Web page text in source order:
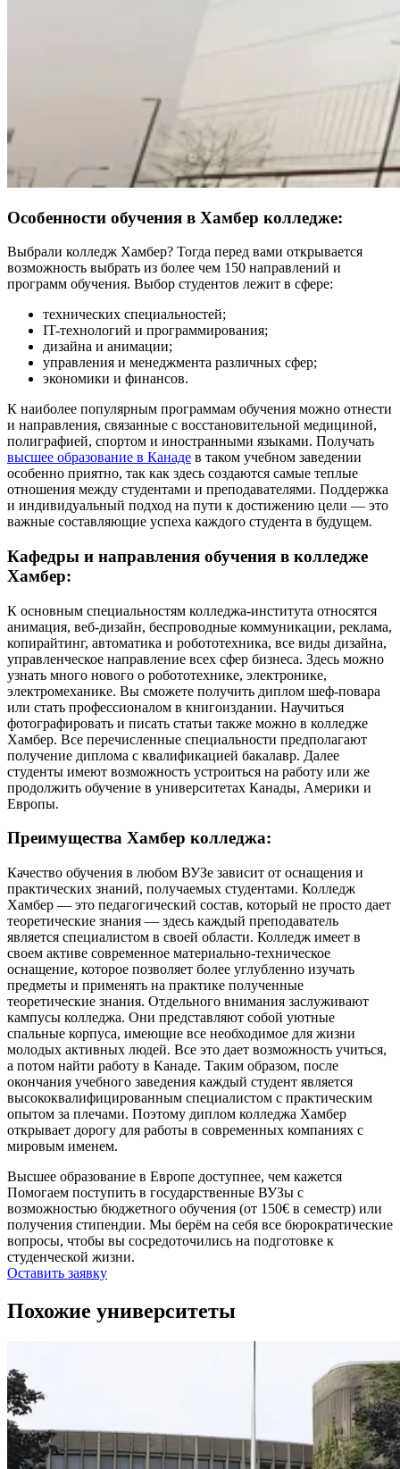
Особенности обучения в Хамбер колледже:
Выбрали колледж Хамбер? Тогда перед вами открывается
возможность выбрать из более чем 150 направлений и
программ обучения. Выбор студентов лежит в сфере:
технических специальностей;
IT-технологий и программирования;
дизайна и анимации;
управления и менеджмента различных сфер;
экономики и финансов.
К наиболее популярным программам обучения можно отнести
и направления, связанные с восстановительной медициной,
полиграфией, спортом и иностранными языками. Получать
высшее образование в Канаде в таком учебном заведении
особенно приятно, так как здесь создаются самые теплые
отношения между студентами и преподавателями. Поддержка
и индивидуальный подход на пути к достижению цели — это
важные составляющие успеха каждого студента в будущем.
Кафедры и направления обучения в колледже
Хамбер:
К основным специальностям колледжа-института относятся
анимация, веб-дизайн, беспроводные коммуникации, реклама,
копирайтинг, автоматика и робототехника, все виды дизайна,
управленческое направление всех сфер бизнеса. Здесь можно
узнать много нового о робототехнике, электронике,
электромеханике. Вы сможете получить диплом шеф-повара
или стать профессионалом в книгоиздании. Научиться
фотографировать и писать статьи также можно в колледже
Хамбер. Все перечисленные специальности предполагают
получение диплома с квалификацией бакалавр. Далее
студенты имеют возможность устроиться на работу или же
продолжить обучение в университетах Канады, Америки и
Европы.
Преимущества Хамбер колледжа:
Качество обучения в любом ВУЗе зависит от оснащения и
практических знаний, получаемых студентами. Колледж
Хамбер — это педагогический состав, который не просто дает
теоретические знания — здесь каждый преподаватель
является специалистом в своей области. Колледж имеет в
своем активе современное материально-техническое
оснащение, которое позволяет более углубленно изучать
предметы и применять на практике полученные
теоретические знания. Отдельного внимания заслуживают
кампусы колледжа. Они представляют собой уютные
спальные корпуса, имеющие все необходимое для жизни
молодых активных людей. Все это дает возможность учиться,
а потом найти работу в Канаде. Таким образом, после
окончания учебного заведения каждый студент является
высококвалифицированным специалистом с практическим
опытом за плечами. Поэтому диплом колледжа Хамбер
открывает дорогу для работы в современных компаниях с
мировым именем.
Высшее образование в Европе доступнее, чем кажется
Помогаем поступить в государственные ВУЗы с
возможностью бюджетного обучения (от 150€ в семестр) или
получения стипендии. Мы берём на себя все бюрократические
вопросы, чтобы вы сосредоточились на подготовке к
студенческой жизни.
Оставить заявку
Похожие университеты